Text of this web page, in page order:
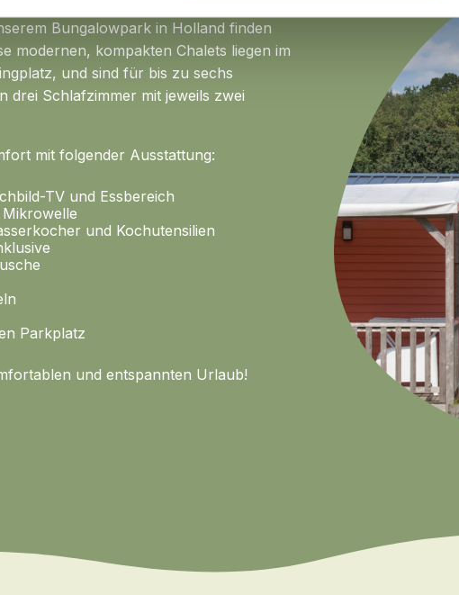
Bungalowpark in Holland finden
modernen, kompakten Chalets liegen im
und sind für bis zu sechs
drei Schlafzimmer mit jeweils zwei
mit folgender Ausstattung:
TV und Essbereich
und Kochutensilien
Parkplatz
und entspannten Urlaub!